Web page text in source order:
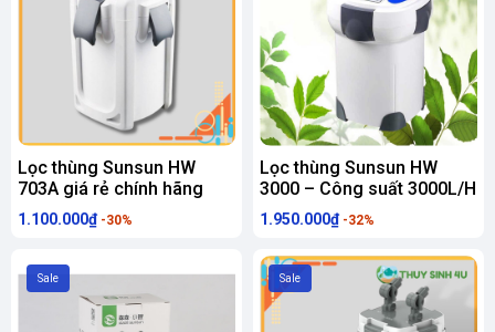
Lọc thùng Sunsun HW
703A giá rẻ chính hãng
1.100.000₫ -30%
Lọc thùng Sunsun HW
3000 – Công suất 3000L/H
1.950.000₫ -32%
Sale Sale